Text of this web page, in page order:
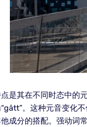
是其在不同时态中的
。这种元音变化
成分的搭配。强动词